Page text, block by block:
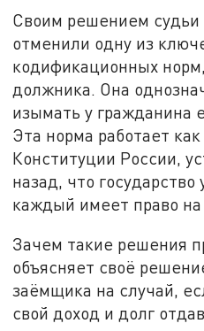
Своим решением
отменили одну из
кодификационных
должника. Она
изымать у гражданина
Эта норма работает
Конституции России,
назад, что
каждый имеет право на
Зачем такие решения
объясняет своё
заёмщика на случай,
свой доход и долг